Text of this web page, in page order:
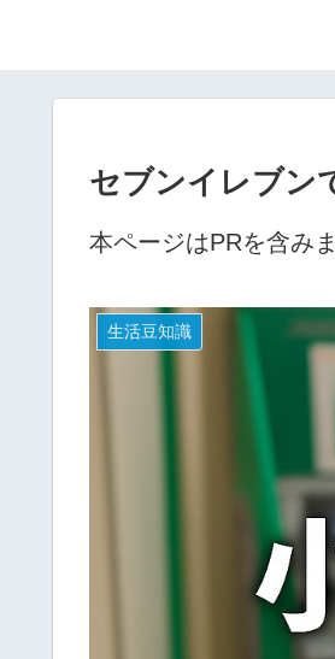
セブンイレブン
本ページはPRを含み
生活豆知識